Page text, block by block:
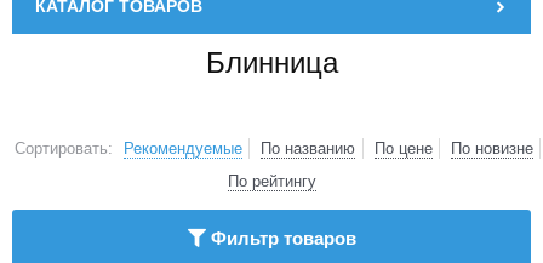
КАТАЛОГ ТОВАРОВ
Блинница
Сортировать: Рекомендуемые По названию По цене
По новизне
По рейтингу
Фильтр товаров